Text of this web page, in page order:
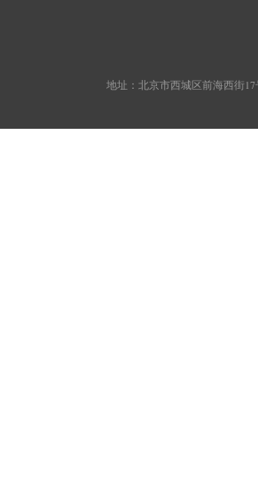
地址：北京市西城区前海西街